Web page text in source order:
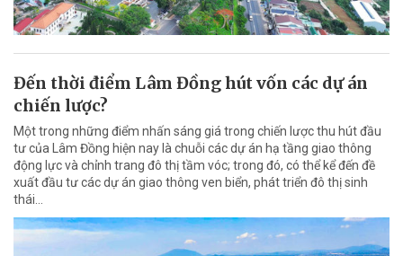
Đến thời điểm Lâm Đồng hút vốn các dự án
chiến lược?
Một trong những điểm nhấn sáng giá trong chiến lược thu hút đầu
tư của Lâm Đồng hiện nay là chuỗi các dự án hạ tầng giao thông
động lực và chỉnh trang đô thị tầm vóc; trong đó, có thể kể đến đề
xuất đầu tư các dự án giao thông ven biển, phát triển đô thị sinh
thái…